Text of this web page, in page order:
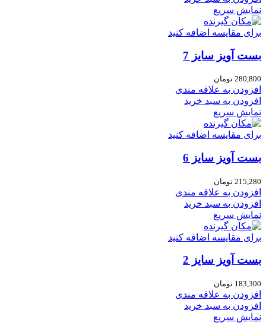
نمایش سریع
برای مقایسه اضافه کنید
بست آویز سایز 7
280,800 تومان
افزودن به علاقه مندی
افزودن به سبد خرید
نمایش سریع
برای مقایسه اضافه کنید
بست آویز سایز 6
215,280 تومان
افزودن به علاقه مندی
افزودن به سبد خرید
نمایش سریع
برای مقایسه اضافه کنید
بست آویز سایز 2
183,300 تومان
افزودن به علاقه مندی
افزودن به سبد خرید
نمایش سریع